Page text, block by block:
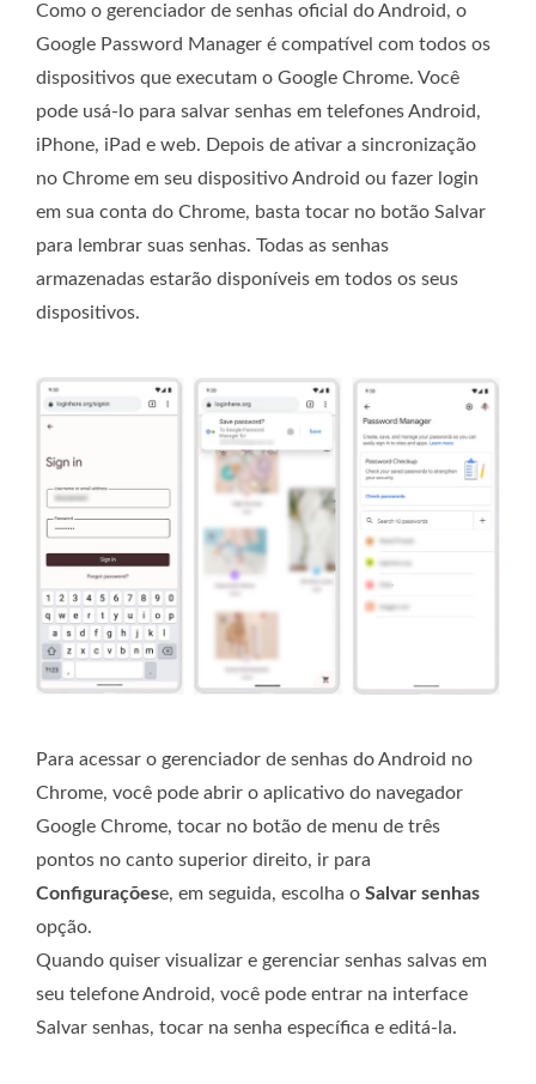
Como o gerenciador de senhas oficial do Android, o
Google Password Manager é compatível com todos os
dispositivos que executam o Google Chrome. Você
pode usá-lo para salvar senhas em telefones Android,
iPhone, iPad e web. Depois de ativar a sincronização
no Chrome em seu dispositivo Android ou fazer login
em sua conta do Chrome, basta tocar no botão Salvar
para lembrar suas senhas. Todas as senhas
armazenadas estarão disponíveis em todos os seus
dispositivos.
Para acessar o gerenciador de senhas do Android no
Chrome, você pode abrir o aplicativo do navegador
Google Chrome, tocar no botão de menu de três
pontos no canto superior direito, ir para
Configuraçõese, em seguida, escolha o Salvar senhas
opção.
Quando quiser visualizar e gerenciar senhas salvas em
seu telefone Android, você pode entrar na interface
Salvar senhas, tocar na senha específica e editá-la.